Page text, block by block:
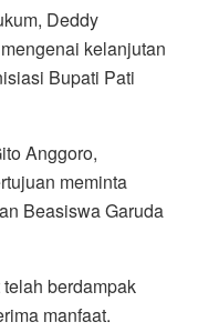
Deddy
kelanjutan
Bupati Pati
Anggoro,
meminta
Beasiswa Garuda
berdampak
manfaat.